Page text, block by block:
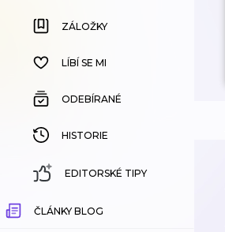
ZÁLOŽKY
HISTORIE
ZÁLOŽKY
LÍBÍ SE MI
ODEBÍRANÉ
HISTORIE
EDITORSKÉ TIPY
ČLÁNKY BLOG